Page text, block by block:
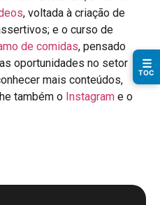
práticos para quem
de forma criativa,
as soluções disponíveis
para aprender a treinar e
mais eficiência; afábrica
, voltada à criação de
e o curso de
☰
TOC